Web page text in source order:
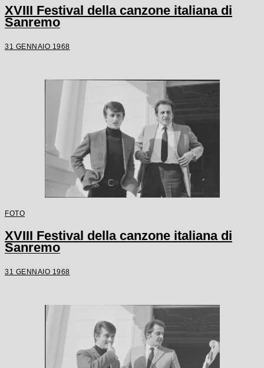
XVIII Festival della canzone italiana di
Sanremo
31 GENNAIO 1968
FOTO
XVIII Festival della canzone italiana di
Sanremo
31 GENNAIO 1968